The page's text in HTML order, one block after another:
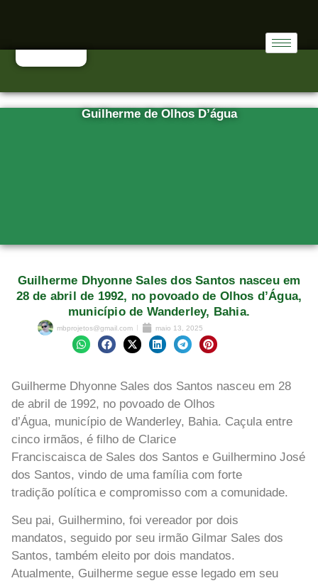
Guilherme de Olhos D’água
Guilherme Dhyonne Sales dos Santos nasceu em
28 de abril de 1992, no povoado de Olhos d’Água,
município de Wanderley, Bahia.
mbprojetos@gmail.com maio 13, 2025
Guilherme Dhyonne Sales dos Santos nasceu em 28
de abril de 1992, no povoado de Olhos
d’Água, município de Wanderley, Bahia. Caçula entre
cinco irmãos, é filho de Clarice
Franciscaisca de Sales dos Santos e Guilhermino José
dos Santos, vindo de uma família com forte
tradição política e compromisso com a comunidade.
Seu pai, Guilhermino, foi vereador por dois
mandatos, seguido por seu irmão Gilmar Sales dos
Santos, também eleito por dois mandatos.
Atualmente, Guilherme segue esse legado em seu